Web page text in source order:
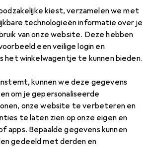
kiest, verzamelen we met
technologieën informatie over je
van onze website. Deze hebben
een veilige login en
het winkelwagentje te kunnen bieden.
kunnen we deze gegevens
om je gepersonaliseerde
onze website te verbeteren en
te laten zien op onze eigen en
apps. Bepaalde gegevens kunnen
gedeeld met derden en
5 afbeeldingen
kussen Custom Fit
verte
BTW